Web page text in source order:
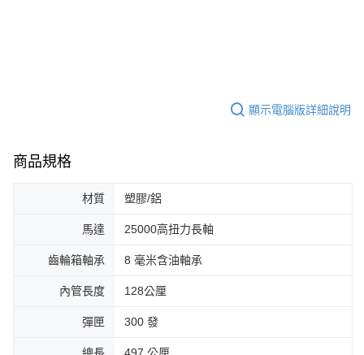
顯示電腦版詳細說明
商品規格
材質 塑膠/鋁
馬達 25000高扭力長軸
齒輪箱軸承 8 毫米含油軸承
內管長度 128公厘
彈匣 300 發